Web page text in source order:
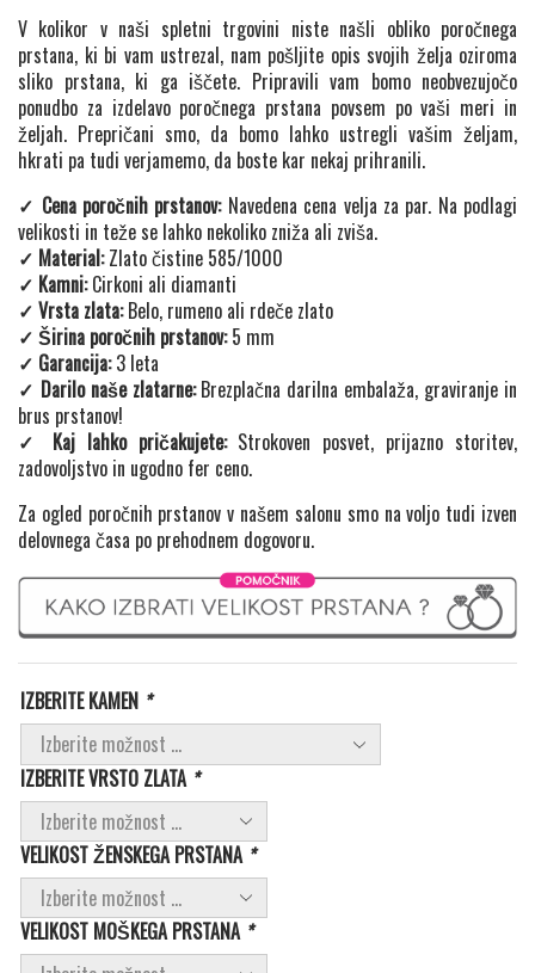
V kolikor v naši spletni trgovini niste našli obliko poročnega
prstana, ki bi vam ustrezal, nam pošljite opis svojih želja oziroma
sliko prstana, ki ga iščete. Pripravili vam bomo neobvezujočo
ponudbo za izdelavo poročnega prstana povsem po vaši meri in
željah. Prepričani smo, da bomo lahko ustregli vašim željam,
hkrati pa tudi verjamemo, da boste kar nekaj prihranili.
✓ Cena poročnih prstanov:Navedena cena velja za par. Na podlagi
velikosti in teže se lahko nekoliko zniža ali zviša.
✓ Material:Zlato čistine 585/1000
✓ Kamni:Cirkoni ali diamanti
✓ Vrsta zlata:Belo, rumeno ali rdeče zlato
✓ Širina poročnih prstanov:5 mm
✓ Garancija:3 leta
✓ Darilo naše zlatarne:Brezplačna darilna embalaža, graviranje in
brus prstanov!
✓ Kaj lahko pričakujete:Strokoven posvet, prijazno storitev,
zadovoljstvo in ugodno fer ceno.
Za ogled poročnih prstanov v našem salonu smo na voljo tudi izven
delovnega časa po prehodnem dogovoru.
IZBERITE KAMEN *
IZBERITE VRSTO ZLATA *
VELIKOST ŽENSKEGA PRSTANA *
VELIKOST MOŠKEGA PRSTANA *